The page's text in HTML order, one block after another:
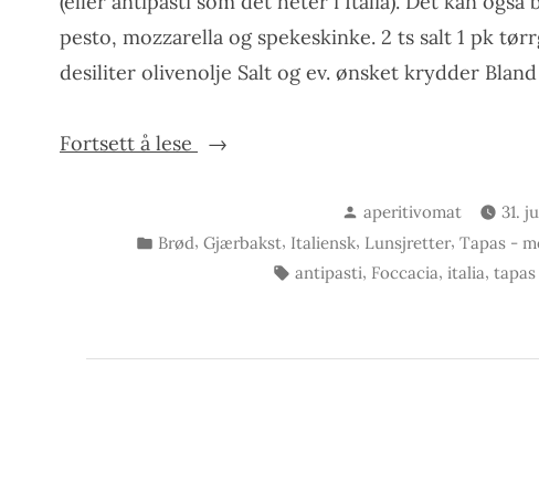
pesto, mozzarella og spekeskinke. 2 ts salt 1 pk
desiliter olivenolje Salt og ev. ønsket krydder Bland
Fortsett å lese «Foccacia»
Skrevet
av
aperitivomat
31.
Publisert
Brød, Gjærbakst, Italiensk, Lunsjretter, Tapas -
Stikkord:
antipasti, Foccacia, italia,